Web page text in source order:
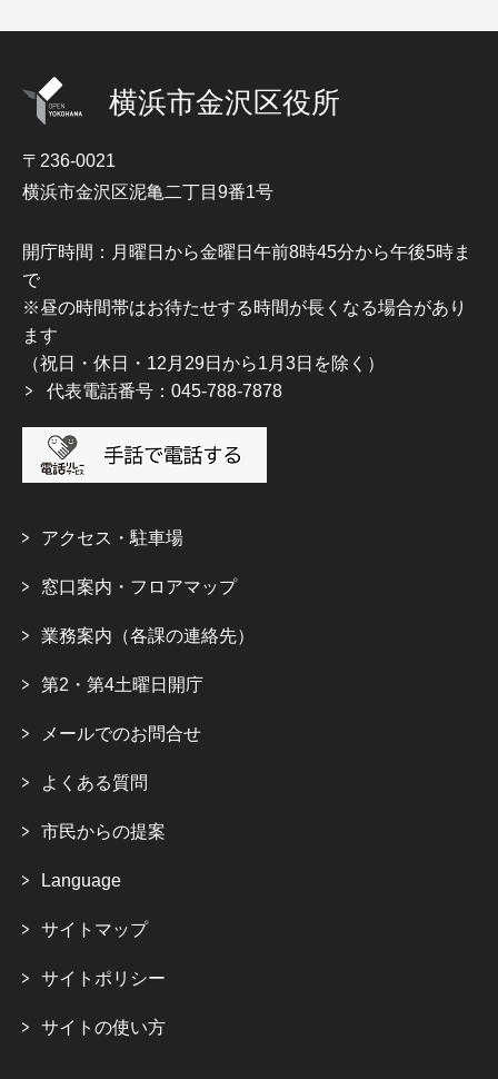
横浜市金沢区役所
〒236-0021
横浜市金沢区泥亀二丁目9番1号
開庁時間：月曜日から金曜日午前8時45分から午後5時ま
で
※昼の時間帯はお待たせする時間が長くなる場合があり
ます
（祝日・休日・12月29日から1月3日を除く）
代表電話番号：045-788-7878
アクセス・駐車場
窓口案内・フロアマップ
業務案内（各課の連絡先）
第2・第4土曜日開庁
メールでのお問合せ
よくある質問
市民からの提案
Language
サイトマップ
サイトポリシー
サイトの使い方